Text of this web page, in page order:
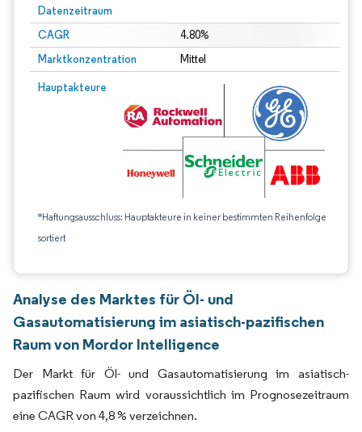
Datenzeitraum
CAGR 4.80%
Marktkonzentration Mittel
Hauptakteure
*Haftungsausschluss: Hauptakteure in keiner bestimmten Reihenfolge
sortiert
Analyse des Marktes für Öl- und
Gasautomatisierung im asiatisch-pazifischen
Raum von Mordor Intelligence
Der Markt für Öl- und Gasautomatisierung im asiatisch-
pazifischen Raum wird voraussichtlich im Prognosezeitraum
eine CAGR von 4,8 % verzeichnen.